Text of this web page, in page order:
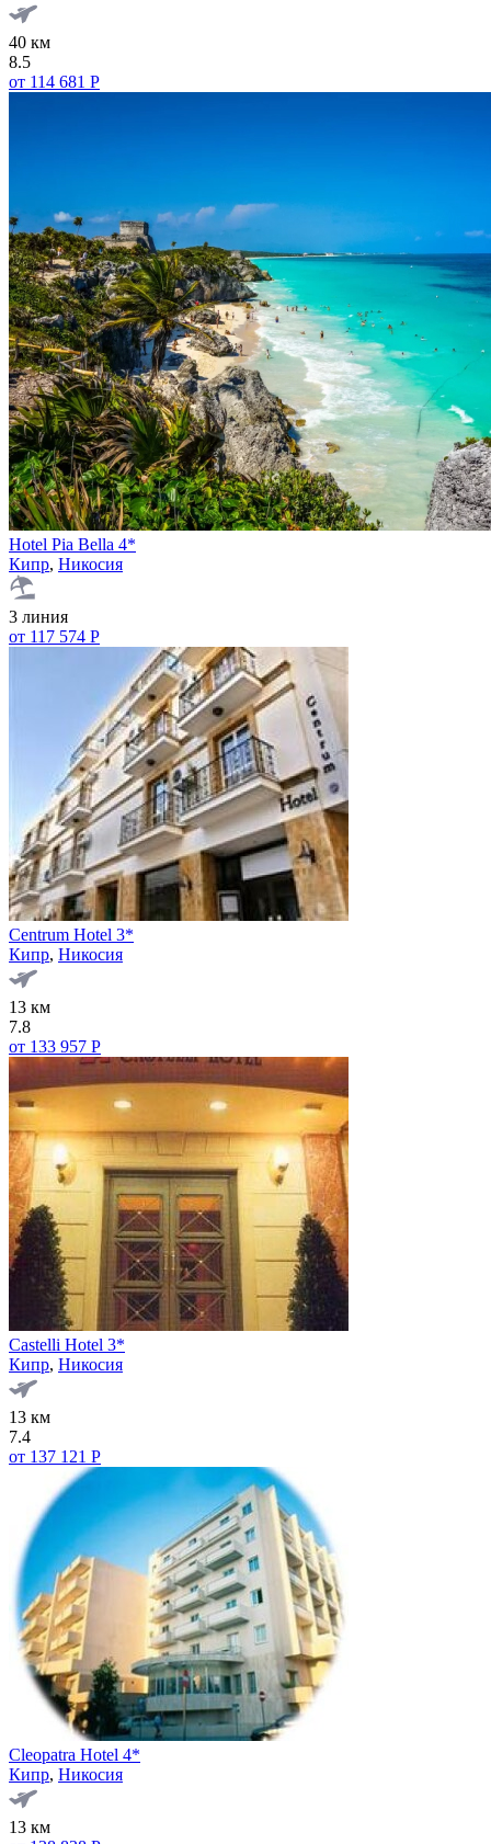
40 км
8.5
от 114 681 Р
Hotel Pia Bella 4*
Кипр, Никосия
3 линия
от 117 574 Р
Centrum Hotel 3*
Кипр, Никосия
13 км
7.8
от 133 957 Р
Castelli Hotel 3*
Кипр, Никосия
13 км
7.4
от 137 121 Р
Cleopatra Hotel 4*
Кипр, Никосия
13 км